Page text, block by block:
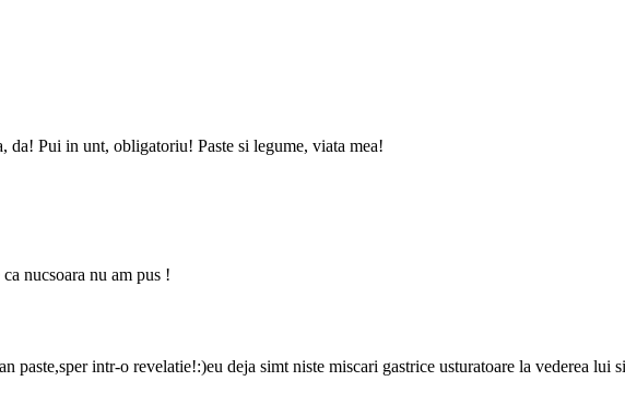
Pui in unt, obligatoriu! Paste si legume, viata mea!
nucsoara nu am pus !
paste,sper intr-o revelatie!:)eu deja simt niste miscari gastrice usturatoare la vederea lui